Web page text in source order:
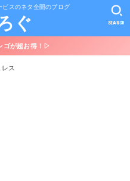
ビスのネタ全開のブログ
ぐ SEARCH
ゴが超お得！▷
ス